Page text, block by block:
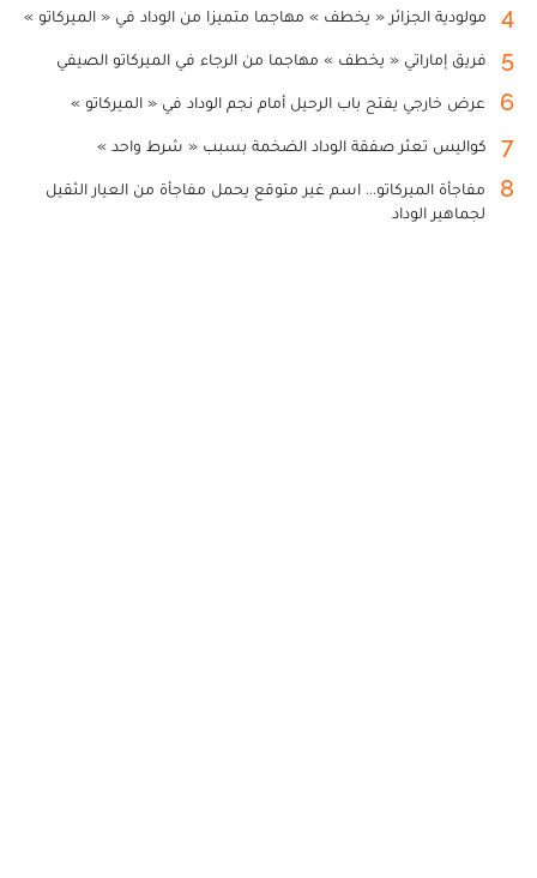
4 مولودية الجزائر « يخطف » مهاجما متميزا من الوداد في « الميركاتو »
5 فريق إماراتي « يخطف » مهاجما من الرجاء في الميركاتو الصيفي
6 عرض خارجي يفتح باب الرحيل أمام نجم الوداد في « الميركاتو »
7 كواليس تعثر صفقة الوداد الضخمة بسبب « شرط واحد »
8
مفاجأة الميركاتو... اسم غير متوقع يحمل مفاجأة من العيار الثقيل
لجماهير الوداد